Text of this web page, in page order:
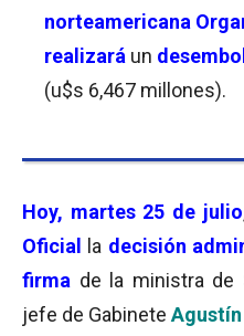
norteamericana
realizará un
(u$s 6,467 millones).
Hoy, martes 25 de julio
Oficial
la decisión
firma de la ministra de
jefe de Gabinete